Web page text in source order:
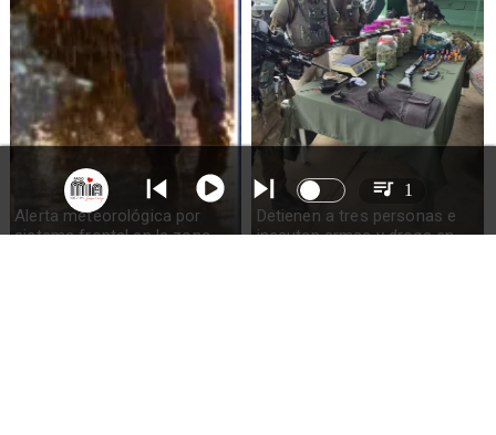
Alerta meteorológica por
sistema frontal en la zona
Detienen a tres personas e
incautan armas y droga en
1